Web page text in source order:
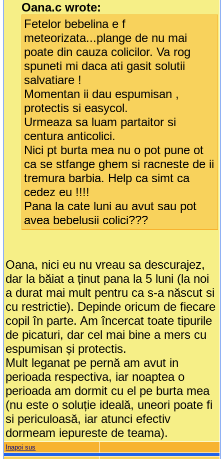
Oana.c wrote:
Fetelor bebelina e f
meteorizata...plange de nu mai
poate din cauza colicilor. Va rog
spuneti mi daca ati gasit solutii
salvatiare !
Momentan ii dau espumisan ,
protectis si easycol.
Urmeaza sa luam partaitor si
centura anticolici.
Nici pt burta mea nu o pot pune ot
ca se stfange ghem si racneste de ii
tremura barbia. Help ca simt ca
cedez eu !!!!
Pana la cate luni au avut sau pot
avea bebelusii colici???
Oana, nici eu nu vreau sa descurajez,
dar la băiat a ținut pana la 5 luni (la noi
a durat mai mult pentru ca s-a născut si
cu restrictie). Depinde oricum de fiecare
copil în parte. Am încercat toate tipurile
de picaturi, dar cel mai bine a mers cu
espumisan și protectis.
Mult leganat pe pernă am avut in
perioada respectiva, iar noaptea o
perioada am dormit cu el pe burta mea
(nu este o soluție ideală, uneori poate fi
si periculoasă, iar atunci efectiv
dormeam iepureste de teama).
Inapoi sus